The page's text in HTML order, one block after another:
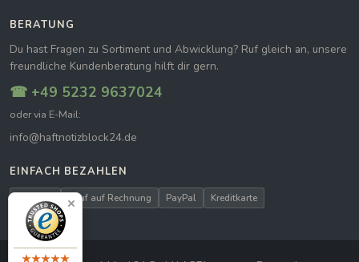
BERATUNG
Du hast Fragen zu Sortiment und Abwicklung? Ruf gleich an, unsere
freundliche Kundenberatung hilft dir gern.
☎ +49 5232 9637024
oder via E-Mail:
info@haftnotizblock24.de
EINFACH BEZAHLEN
Vorkasse Kauf auf Rechnung PayPal Kreditkarte